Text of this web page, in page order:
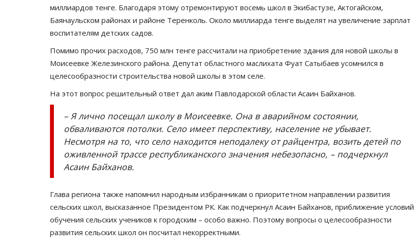
миллиардов тенге. Благодаря этому отремонтируют восемь школ в Экибастузе, Актогайском,
Баянаульском районах и районе Теренколь. Около миллиарда тенге выделят на увеличение зарплат
воспитателям детских садов.
Помимо прочих расходов, 750 млн тенге рассчитали на приобретение здания для новой школы в
Моисеевке Железинского района. Депутат областного маслихата Фуат Сатыбаев усомнился в
целесообразности строительства новой школы в этом селе.
На этот вопрос решительный ответ дал аким Павлодарской области Асаин Байханов.
– Я лично посещал школу в Моисеевке. Она в аварийном состоянии,
обваливаются потолки. Село имеет перспективу, население не убывает.
Несмотря на то, что село находится неподалеку от райцентра, возить детей по
оживленной трассе республиканского значения небезопасно, – подчеркнул
Асаин Байханов.
Глава региона также напомнил народным избранникам о приоритетном направлении развития
сельских школ, высказанное Президентом РК. Как подчеркнул Асаин Байханов, приближение условий
обучения сельских учеников к городским – особо важно. Поэтому вопросы о целесообразности
развития сельских школ он посчитал некорректными.